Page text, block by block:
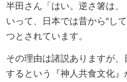
半田さん「はい。逆さ箸は
いって、日本では昔から“し
つとされています。
その理由は諸説ありますが
するという『神人共食文化